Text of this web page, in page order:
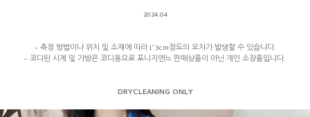
2024.04
- 측정 방법이나 위치 및 소재에 따라 1~3cm정도의 오차가 발생할 수 있습니다.
- 코디된 시계 및 가방은 코디용으로 포니지엔느 판매상품이 아닌 개인 소장품입니다.
DRYCLEANING ONLY